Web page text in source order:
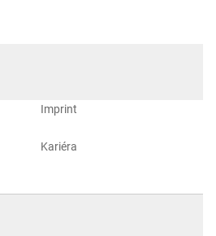
Imprint
Kariéra